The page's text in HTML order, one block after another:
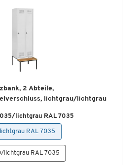
2 Abteile,
lichtgrau/lichtgrau
lichtgrau RAL 7035
RAL 7035
lichtgrau RAL 7035